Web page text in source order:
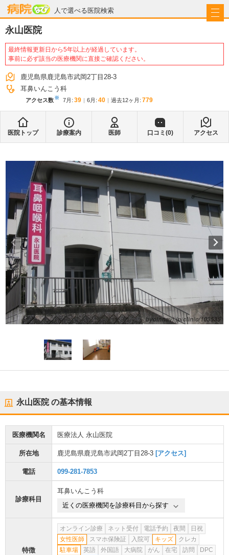
人で選べる医院検索
病院なび
永山医院
最終情報更新日から5年以上が経過しています。
事前に必ず該当の医療機関に直接ご確認ください。
鹿児島県鹿児島市武岡2丁目28-3
耳鼻いんこう科
アクセス数※ 7月 : 39 6月 : 40 過去12ヶ月: 779
医院トップ 診療案内 医師 口コミ(0) アクセス
永山医院の基本情報
医療機関名 医療法人 永山医院
所在地 鹿児島県鹿児島市武岡2丁目28-3 [アクセス]
電話 099-281-7853
診療科目
耳鼻いんこう科
近くの医療機関を診療科目から探す
特徴
オンライン診療 ネット受付 電話予約 夜間
日祝
女性医師
スマホ保険証 入院可 キッズ
クレカ
駐車場
英語 外国語 大病院 がん 在宅 訪問
DPC